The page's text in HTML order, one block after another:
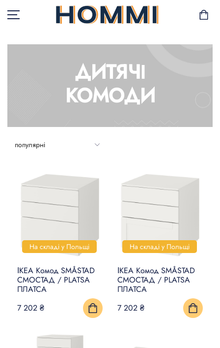
ТЕКСТИЛЬ
ГОРЩИКИ І РОСЛИНИ
ДЕКОР
ОСВІТЛЕННЯ
КУЛІНАРНИЙ ТА
СТОЛОВИЙ ПОСУД
ТЕХНІКА
ЛІЖКА ТА МАТРАЦИ
ДИТЯЧІ
КОМОДИ
На складі у Польщі
ІКЕА Комод SMÅSTAD
СМОСТАД / PLATSA
ПЛАТСА
7 202 ₴
На складі у Польщі
ІКЕА Комод SMÅSTAD
СМОСТАД / PLATSA
ПЛАТСА
7 202 ₴